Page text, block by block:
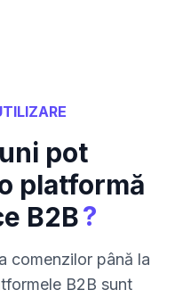
pot
platformă
B2B?
comenzilor până la
B2B sunt